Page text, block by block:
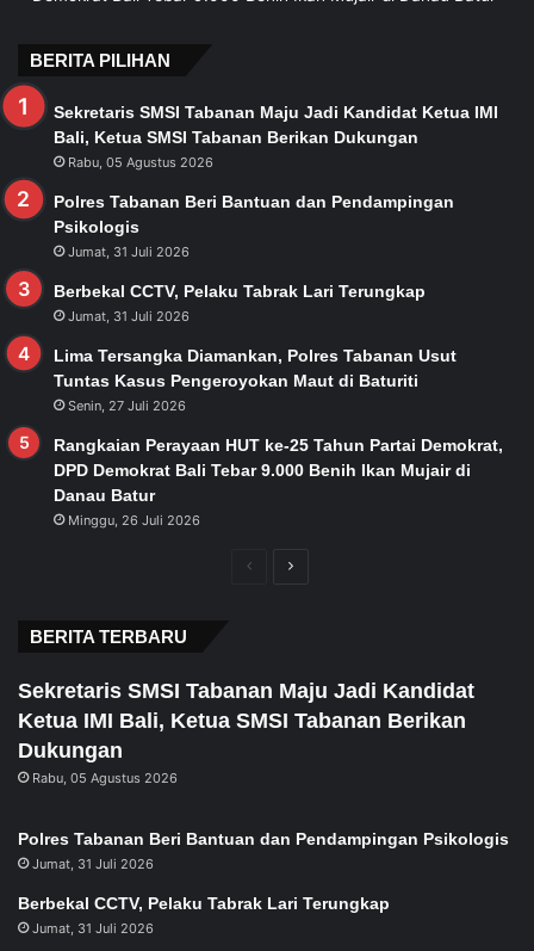
BERITA PILIHAN
Sekretaris SMSI Tabanan Maju Jadi Kandidat Ketua IMI
Bali, Ketua SMSI Tabanan Berikan Dukungan
Rabu, 05 Agustus 2026
Polres Tabanan Beri Bantuan dan Pendampingan
Psikologis
Jumat, 31 Juli 2026
Berbekal CCTV, Pelaku Tabrak Lari Terungkap
Jumat, 31 Juli 2026
Lima Tersangka Diamankan, Polres Tabanan Usut
Tuntas Kasus Pengeroyokan Maut di Baturiti
Senin, 27 Juli 2026
Rangkaian Perayaan HUT ke-25 Tahun Partai Demokrat,
DPD Demokrat Bali Tebar 9.000 Benih Ikan Mujair di
Danau Batur
Minggu, 26 Juli 2026
PreviousNext
BERITA TERBARU
Sekretaris SMSI Tabanan Maju Jadi Kandidat
Ketua IMI Bali, Ketua SMSI Tabanan Berikan
Dukungan
Rabu, 05 Agustus 2026
Polres Tabanan Beri Bantuan dan Pendampingan Psikologis
Jumat, 31 Juli 2026
Berbekal CCTV, Pelaku Tabrak Lari Terungkap
Jumat, 31 Juli 2026